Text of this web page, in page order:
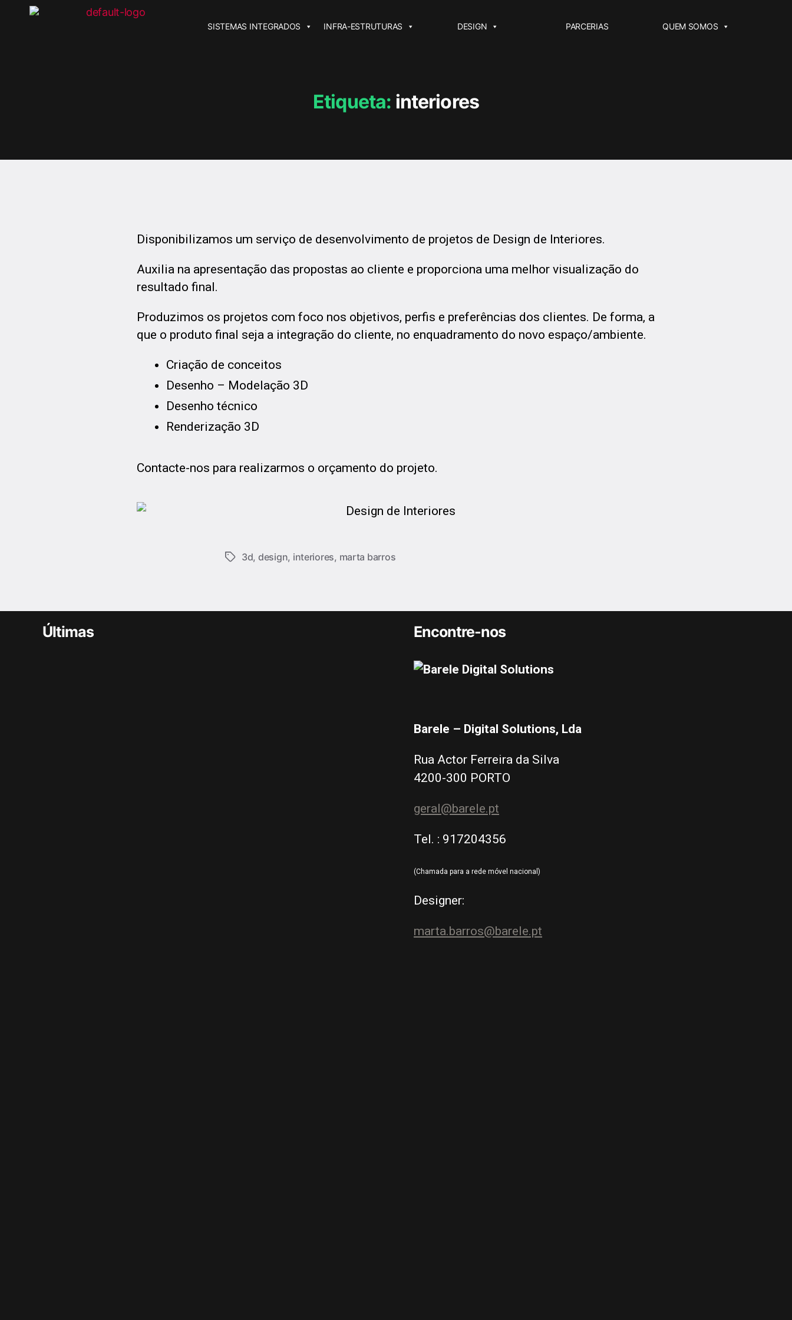
SISTEMAS INTEGRADOS INFRA-ESTRUTURAS DESIGN PARCERIAS QUEM SOMOS
Etiqueta: interiores
Disponibilizamos um serviço de desenvolvimento de projetos de Design de Interiores.
Auxilia na apresentação das propostas ao cliente e proporciona uma melhor visualização do
resultado final.
Produzimos os projetos com foco nos objetivos, perfis e preferências dos clientes. De forma, a
que o produto final seja a integração do cliente, no enquadramento do novo espaço/ambiente.
Criação de conceitos
Desenho – Modelação 3D
Desenho técnico
Renderização 3D
Contacte-nos para realizarmos o orçamento do projeto.
3d, design, interiores, marta barros
Últimas Encontre-nos
Barele – Digital Solutions, Lda
Rua Actor Ferreira da Silva
4200-300 PORTO
geral@barele.pt
Tel. : 917204356
(Chamada para a rede móvel nacional)
Designer:
marta.barros@barele.pt